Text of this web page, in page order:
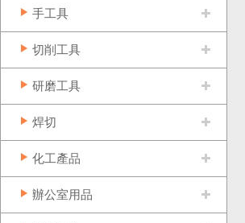
手工具
切削工具
研磨工具
焊切
化工產品
辦公室用品